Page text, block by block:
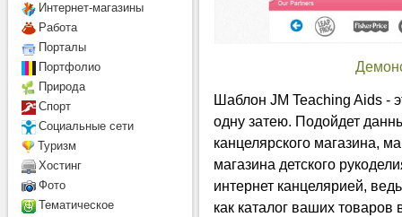
Шаблон JM Teaching Aids -
одну затею. Подойдет
канцелярского магазина,
магазина детского
интернет канцелярией,
как каталог ваших
Интернет-магазины
Работа
Порталы
Портфолио
Природа
Спорт
Социальные сети
Туризм
Хостинг
Фото
Тематическое